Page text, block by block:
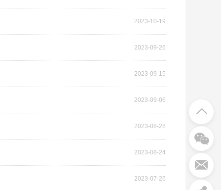
2023-10-19
2023-09-26
2023-09-15
2023-09-06
2023-08-28
2023-08-24
2023-07-26